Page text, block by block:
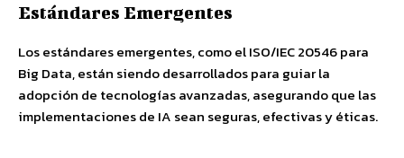
Estándares Emergentes
Los estándares emergentes, como el ISO/IEC 20546 para
Big Data, están siendo desarrollados para guiar la
adopción de tecnologías avanzadas, asegurando que las
implementaciones de IA sean seguras, efectivas y éticas.